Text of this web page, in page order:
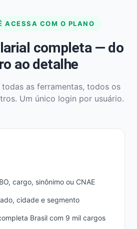
ACESSA COM O PLANO
completa — do
ao detalhe
as ferramentas, todos os
Um único login por usuário.
cargo, sinônimo ou CNAE
cidade e segmento
Brasil com 9 mil cargos